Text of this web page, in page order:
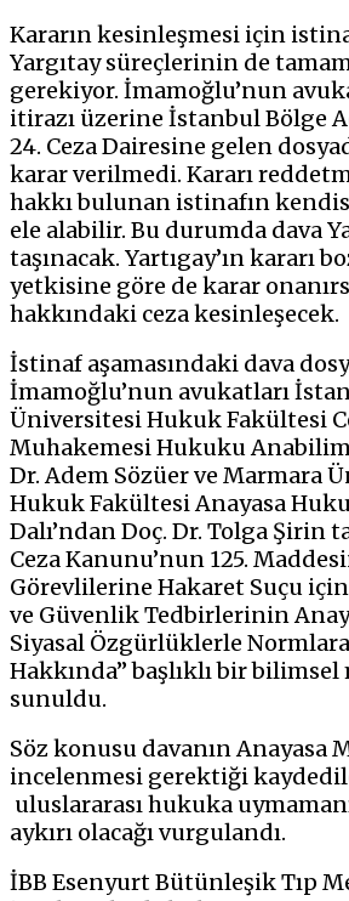
Kararın kesinleşmesi için
Yargıtay süreçlerinin de
gerekiyor. İmamoğlu’nun
itirazı üzerine İstanbul Bölge
24. Ceza Dairesine gelen
karar verilmedi. Kararı
hakkı bulunan istinafın
ele alabilir. Bu durumda dava
taşınacak. Yartıgay’ın kararı
yetkisine göre de karar
hakkındaki ceza kesinleşecek.
İstinaf aşamasındaki dava
İmamoğlu’nun avukatları
Üniversitesi Hukuk Fakültesi
Muhakemesi Hukuku Anabilim
Dr. Adem Sözüer ve Marmara
Hukuk Fakültesi Anayasa
Dalı’ndan Doç. Dr. Tolga Şirin
Ceza Kanunu’nun 125.
Görevlilerine Hakaret Suçu
ve Güvenlik Tedbirlerinin
Siyasal Özgürlüklerle
Hakkında” başlıklı bir
sunuldu.
Söz konusu davanın Anayasa
incelenmesi gerektiği
uluslararası hukuka
aykırı olacağı vurgulandı.
İBB Esenyurt Bütünleşik Tıp